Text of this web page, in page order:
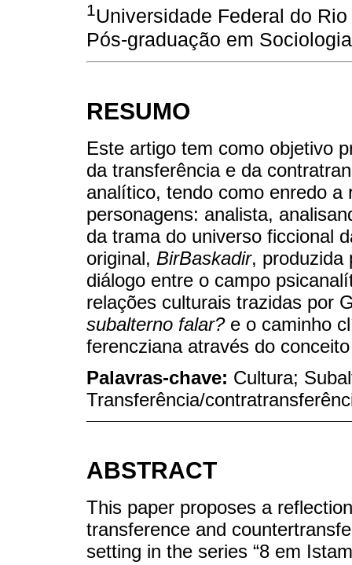
1Universidade Federal do
Pós-graduação em
RESUMO
Este artigo tem como objetivo
da transferência e da
analítico, tendo como enredo a
personagens: analista,
da trama do universo ficcional
original, BirBaskadir, produzida
diálogo entre o campo
relações culturais trazidas por
subalterno falar?e o caminho
ferencziana através do conceito
Palavras-chave: Cultura;
Transferência/
ABSTRACT
This paper proposes a
transference and
setting in the series “8 em